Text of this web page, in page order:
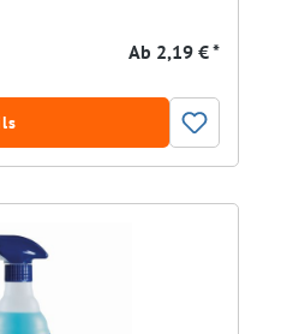
Ab 2,19 € *